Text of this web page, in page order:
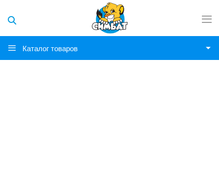
Каталог товаров